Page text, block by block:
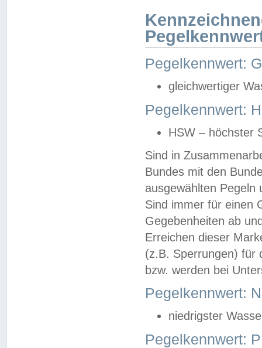
Pegelkennwert:
gleichwertiger
Pegelkennwert:
HSW – höchster
Sind in
Bundes mit den
ausgewählten
Sind immer für einen
Gegebenheiten ab
Erreichen dieser
(z.B. Sperrungen) für
bzw. werden bei
Pegelkennwert:
niedrigster
Pegelkennwert: